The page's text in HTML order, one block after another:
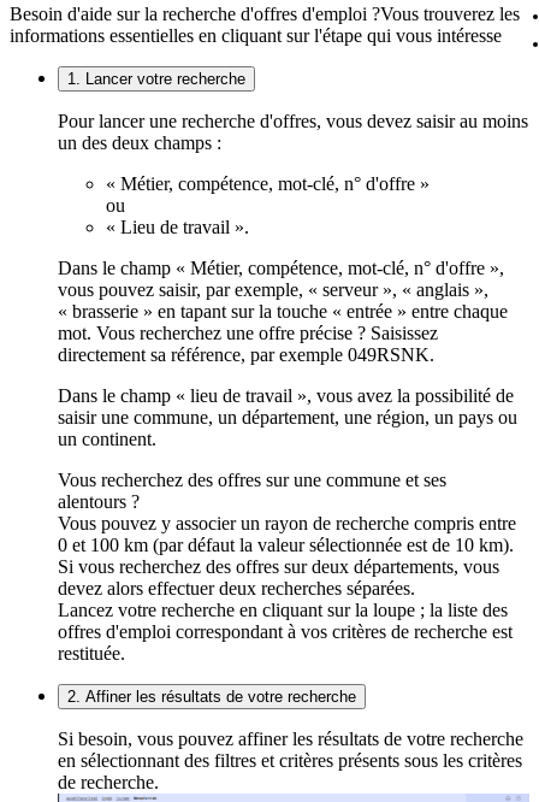
Besoin d'aide sur la recherche d'offres d'emploi ?Vous trouverez les
informations essentielles en cliquant sur l'étape qui vous intéresse
1. Lancer votre recherche
Pour lancer une recherche d'offres, vous devez saisir au moins
un des deux champs :
« Métier, compétence, mot-clé, n° d'offre »
ou
« Lieu de travail ».
Dans le champ « Métier, compétence, mot-clé, n° d'offre »,
vous pouvez saisir, par exemple, « serveur », « anglais »,
« brasserie » en tapant sur la touche « entrée » entre chaque
mot. Vous recherchez une offre précise ? Saisissez
directement sa référence, par exemple 049RSNK.
Dans le champ « lieu de travail », vous avez la possibilité de
saisir une commune, un département, une région, un pays ou
un continent.
Vous recherchez des offres sur une commune et ses
alentours ?
Vous pouvez y associer un rayon de recherche compris entre
0 et 100 km (par défaut la valeur sélectionnée est de 10 km).
Si vous recherchez des offres sur deux départements, vous
devez alors effectuer deux recherches séparées.
Lancez votre recherche en cliquant sur la loupe ; la liste des
offres d'emploi correspondant à vos critères de recherche est
restituée.
2. Affiner les résultats de votre recherche
Si besoin, vous pouvez affiner les résultats de votre recherche
en sélectionnant des filtres et critères présents sous les critères
de recherche.